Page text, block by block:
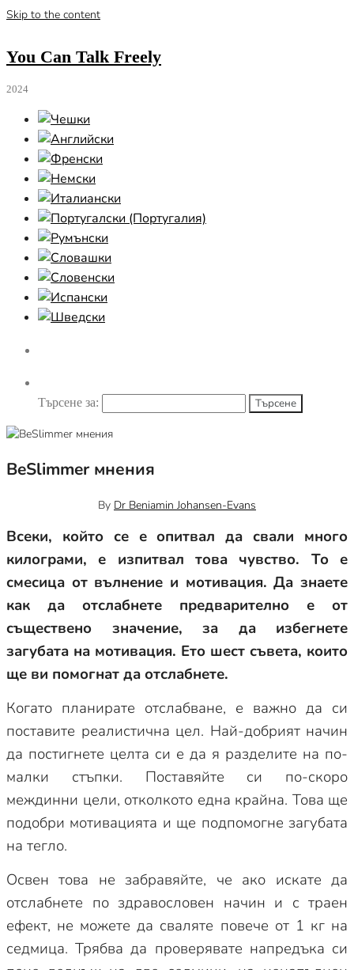
Skip to the content
You Can Talk Freely
2024
Търсене за:
BeSlimmer мнения
By Dr Beniamin Johansen-Evans
Всеки, който се е опитвал да свали много
килограми, е изпитвал това чувство. То е
смесица от вълнение и мотивация. Да знаете
как да отслабнете предварително е от
съществено значение, за да избегнете
загубата на мотивация. Ето шест съвета, които
ще ви помогнат да отслабнете.
Когато планирате отслабване, е важно да си
поставите реалистична цел. Най-добрият начин
да постигнете целта си е да я разделите на по-
малки стъпки. Поставяйте си по-скоро
междинни цели, отколкото една крайна. Това ще
подобри мотивацията и ще подпомогне загубата
на тегло.
Освен това не забравяйте, че ако искате да
отслабнете по здравословен начин и с траен
ефект, не можете да сваляте повече от 1 кг на
седмица. Трябва да проверявате напредъка си